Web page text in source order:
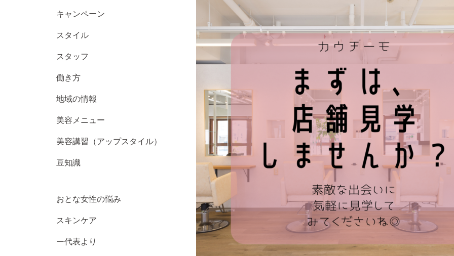
キャンペーン
スタイル
スタッフ
働き方
地域の情報
美容メニュー
美容講習（アップスタイル）
豆知識
おとな女性の悩み
スキンケア
ー代表より